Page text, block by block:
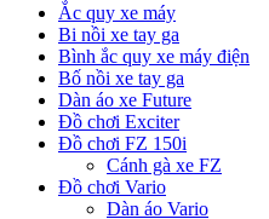
Ắc quy xe máy
Bi nồi xe tay ga
Bình ắc quy xe máy điện
Bố nồi xe tay ga
Dàn áo xe Future
Đồ chơi Exciter
Đồ chơi FZ 150i
Cánh gà xe FZ
Đồ chơi Vario
Dàn áo Vario